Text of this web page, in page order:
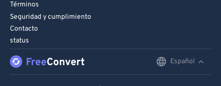
Términos
Seguridad y cumplimiento
Contacto
status
Español